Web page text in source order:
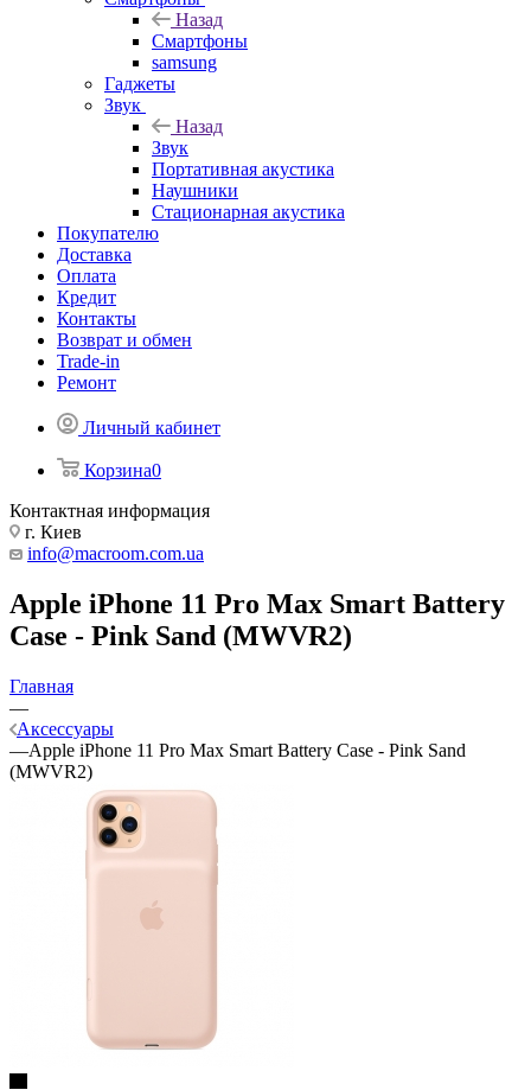
Назад
Смартфоны
samsung
Гаджеты
Звук
Назад
Звук
Портативная акустика
Наушники
Стационарная акустика
Покупателю
Доставка
Оплата
Кредит
Контакты
Возврат и обмен
Trade-in
Ремонт
Личный кабинет
Корзина0
Контактная информация
г. Киев
info@macroom.com.ua
Apple iPhone 11 Pro Max Smart Battery
Case - Pink Sand (MWVR2)
Главная
—
Аксессуары
—Apple iPhone 11 Pro Max Smart Battery Case - Pink Sand
(MWVR2)